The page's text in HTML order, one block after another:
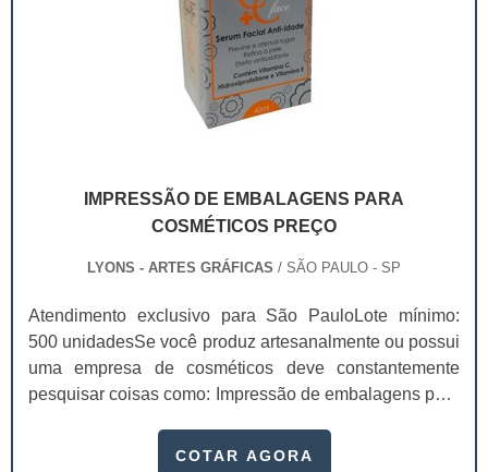
IMPRESSÃO DE EMBALAGENS PARA
COSMÉTICOS PREÇO
LYONS - ARTES GRÁFICAS / SÃO PAULO - SP
Atendimento exclusivo para São PauloLote mínimo:
500 unidadesSe você produz artesanalmente ou possui
uma empresa de cosméticos deve constantemente
pesquisar coisas como: Impressão de embalagens para
um investimento necessário para quem está no
COTAR AGORA